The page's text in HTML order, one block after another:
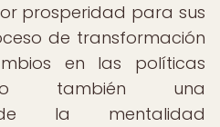
prosperidad para sus
de transformación
en las políticas
también una
de la mentalidad